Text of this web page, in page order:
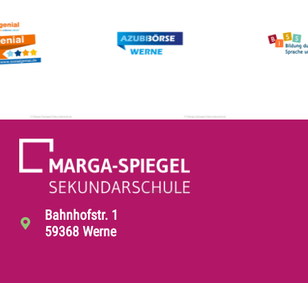
Bahnhofstr. 1
59368 Werne